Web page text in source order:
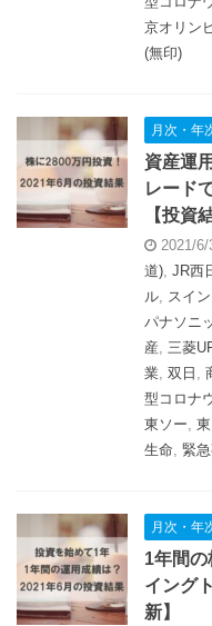
京オリン
(無印)
月次・年
資産運
レード
【投資
2021/6/
道), JR西
ル, スイ
パナソニ
産, 三菱
業, 双日 ,
型コロナ
東ソー,
生命, 緊
月次・年
1年間
イング
新】